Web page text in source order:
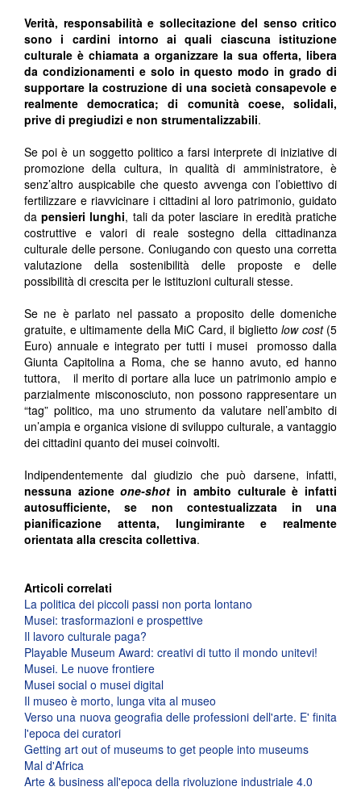
Verità, responsabilità e sollecitazione del senso critico
sono i cardini intorno ai quali ciascuna istituzione
culturale è chiamata a organizzare la sua offerta, libera
da condizionamenti e solo in questo modo in grado di
supportare la costruzione di una società consapevole e
realmente democratica; di comunità coese, solidali,
prive di pregiudizi e non strumentalizzabili.
Se poi è un soggetto politico a farsi interprete di iniziative di
promozione della cultura, in qualità di amministratore, è
senz’altro auspicabile che questo avvenga con l’obiettivo di
fertilizzare e riavvicinare i cittadini al loro patrimonio, guidato
dapensieri lunghi, tali da poter lasciare in eredità pratiche
costruttive e valori di reale sostegno della cittadinanza
culturale delle persone. Coniugando con questo una corretta
valutazione della sostenibilità delle proposte e delle
possibilità di crescita per le istituzioni culturali stesse.
Se ne è parlato nel passato a proposito delle domeniche
gratuite, e ultimamente della MiC Card, il biglietto low cost(5
Euro) annuale e integrato per tutti i musei promosso dalla
Giunta Capitolina a Roma, che se hanno avuto, ed hanno
tuttora, il merito di portare alla luce un patrimonio ampio e
parzialmente misconosciuto, non possono rappresentare un
“tag” politico, ma uno strumento da valutare nell’ambito di
un’ampia e organica visione di sviluppo culturale, a vantaggio
dei cittadini quanto dei musei coinvolti.
Indipendentemente dal giudizio che può darsene, infatti,
nessuna azioneone-shot in ambito culturale è infatti
autosufficiente, se non contestualizzata in una
pianificazione attenta, lungimirante e realmente
orientata alla crescita collettiva.
Articoli correlati
La politica dei piccoli passi non porta lontano
Musei: trasformazioni e prospettive
Il lavoro culturale paga?
Playable Museum Award: creativi di tutto il mondo unitevi!
Musei. Le nuove frontiere
Musei social o musei digital
Il museo è morto, lunga vita al museo
Verso una nuova geografia delle professioni dell'arte. E' finita
l'epoca dei curatori
Getting art out of museums to get people into museums
Mal d'Africa
Arte & business all'epoca della rivoluzione industriale 4.0